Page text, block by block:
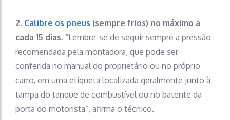
2. Calibre os pneus (sempre frios) no máximo a
cada 15 dias. “Lembre-se de seguir sempre a pressão
recomendada pela montadora, que pode ser
conferida no manual do proprietário ou no próprio
carro, em uma etiqueta localizada geralmente junto à
tampa do tanque de combustível ou no batente da
porta do motorista”, afirma o técnico.